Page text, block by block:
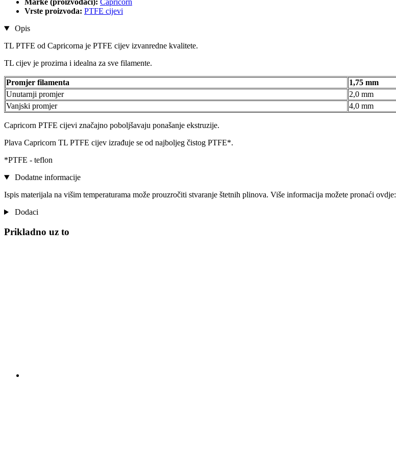
Marke (proizvođači): Capricorn
Vrste proizvoda: PTFE cijevi
Opis
TL PTFE od Capricorna je PTFE cijev izvanredne kvalitete.
TL cijev je prozirna i idealna za sve filamente.
Promjer filamenta 1,75 mm
Unutarnji promjer
2,0 mm
Vanjski promjer
4,0 mm
Capricorn PTFE cijevi značajno poboljšavaju ponašanje ekstruzije.
Plava Capricorn TL PTFE cijev izrađuje se od najboljeg čistog PTFE*.
*PTFE - teflon
Dodatne informacije
Ispis materijala na višim temperaturama može prouzročiti stvaranje štetnih plinova. Više informacija možete pronaći ovdje:
Dodaci
Prikladno uz to